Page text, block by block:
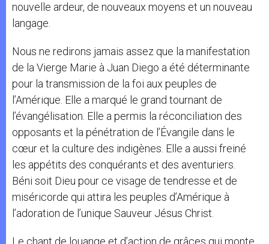
nouvelle ardeur, de nouveaux moyens et un nouveau
langage.
Nous ne redirons jamais assez que la manifestation
de la Vierge Marie à Juan Diego a été déterminante
pour la transmission de la foi aux peuples de
l’Amérique. Elle a marqué le grand tournant de
l’évangélisation. Elle a permis la réconciliation des
opposants et la pénétration de l’Évangile dans le
cœur et la culture des indigènes. Elle a aussi freiné
les appétits des conquérants et des aventuriers.
Béni soit Dieu pour ce visage de tendresse et de
miséricorde qui attira les peuples d’Amérique à
l’adoration de l’unique Sauveur Jésus Christ.
Le chant de louange et d’action de grâces qui monte